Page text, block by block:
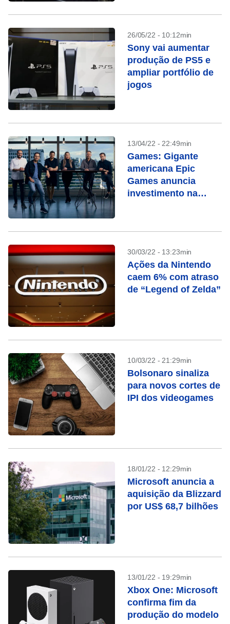
26/05/22 - 10:12min
Sony vai aumentar
produção de PS5 e
ampliar portfólio de
jogos
13/04/22 - 22:49min
Games: Gigante
americana Epic
Games anuncia
investimento na
30/03/22 - 13:23min
Ações da Nintendo
caem 6% com atraso
de “Legend of Zelda”
10/03/22 - 21:29min
Bolsonaro sinaliza
para novos cortes de
IPI dos videogames
18/01/22 - 12:29min
Microsoft anuncia a
aquisição da Blizzard
por US$ 68,7 bilhões
13/01/22 - 19:29min
Xbox One: Microsoft
confirma fim da
produção do modelo